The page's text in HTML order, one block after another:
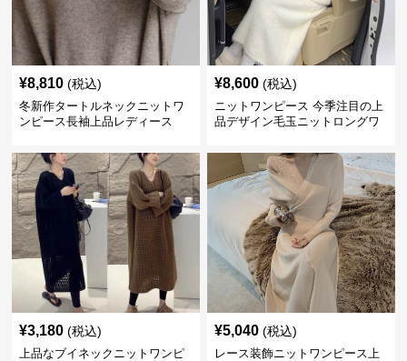
¥8,810 (税込)
冬新作タートルネックニットワ
ンピース長袖上品レディース
¥8,600 (税込)
ニットワンピース 今季注目の上
品デザイン毛玉ニットロングワ
¥3,180 (税込)
上品なブイネックニットワンピ
¥5,040 (税込)
レース装飾ニットワンピース上